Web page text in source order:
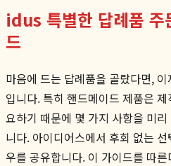
idus 특별한 답례품 주
드
마음에 드는 답례품을 골랐다면,
입니다. 특히 핸드메이드 제품은
요하기 때문에 몇 가지 사항을 미
니다. 아이디어스에서 후회 없는
우를 공유합니다. 이 가이드를 따